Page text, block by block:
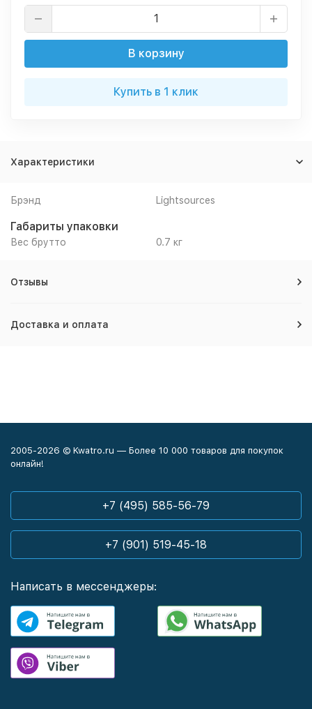
В корзину
Купить в 1 клик
Характеристики
Брэнд Lightsources
Габариты упаковки
Вес брутто 0.7 кг
Отзывы
Доставка и оплата
2005-2026 © Kwatro.ru — Более 10 000 товаров для покупок
онлайн!
+7 (495) 585-56-79
+7 (901) 519-45-18
Написать в мессенджеры: